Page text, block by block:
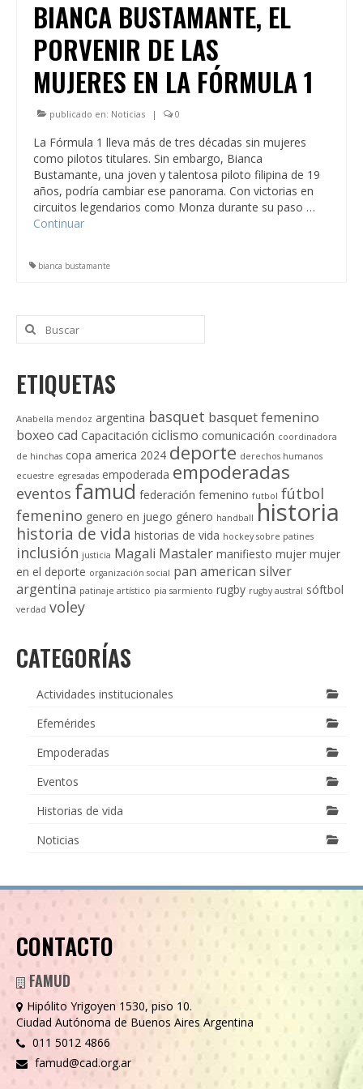
BIANCA BUSTAMANTE, EL
PORVENIR DE LAS
MUJERES EN LA FÓRMULA 1
publicado en: Noticias | 0
La Fórmula 1 lleva más de tres décadas sin mujeres
como pilotos titulares. Sin embargo, Bianca
Bustamante, una joven y talentosa piloto filipina de 19
años, podría cambiar ese panorama. Con victorias en
circuitos legendarios como Monza durante su paso …
Continuar
bianca bustamante
Buscar
por:
ETIQUETAS
Anabella mendoz argentina basquet basquet femenino
boxeo cad Capacitación ciclismo comunicación coordinadora
de hinchas copa america 2024 deporte derechos humanos
ecuestre egresadas empoderada empoderadas
eventos famud federación femenino futbol fútbol
femenino genero en juego género handball historia
historia de vida historias de vida hockey sobre patines
inclusión justicia Magali Mastaler manifiesto mujer mujer
en el deporte organización social pan american silver
argentina patinaje artístico pia sarmiento rugby rugby austral sóftbol
verdad voley
CATEGORÍAS
Actividades institucionales
Efemérides
Empoderadas
Eventos
Historias de vida
Noticias
CONTACTO
FAMUD
Hipólito Yrigoyen 1530, piso 10.
Ciudad Autónoma de Buenos Aires Argentina
011 5012 4866
famud@cad.org.ar